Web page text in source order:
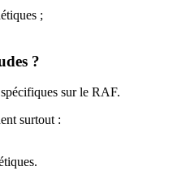
;
?
sur le RAF.
surtout :